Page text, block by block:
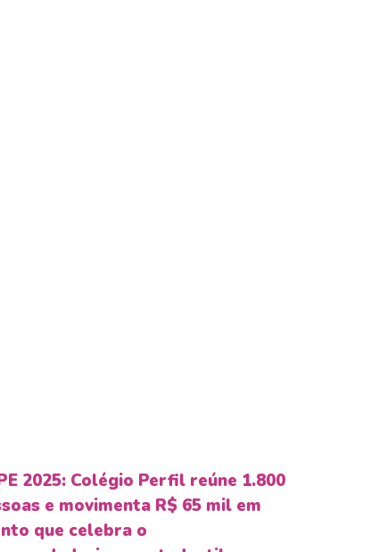
2025: Colégio Perfil reúne 1.800
e movimenta R$ 65 mil em
que celebra o